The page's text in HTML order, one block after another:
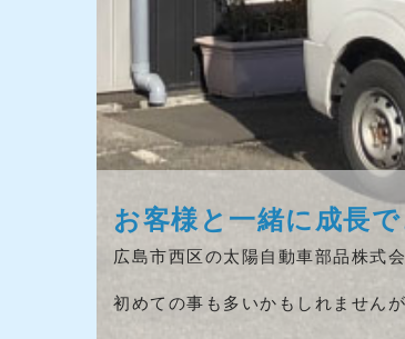
お客様と一緒に成長
広島市西区の太陽自動車部品株式
初めての事も多いかもしれません